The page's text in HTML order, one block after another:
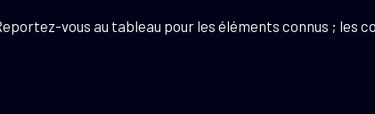
vous au tableau pour les éléments connus ; les